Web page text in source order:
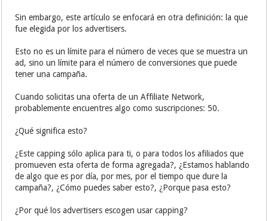
Sin embargo, este artículo se enfocará en otra definición: la que
fue elegida por los advertisers.
Esto no es un límite para el número de veces que se muestra un
ad, sino un límite para el número de conversiones que puede
tener una campaña.
Cuando solicitas una oferta de un Affiliate Network,
probablemente encuentres algo como suscripciones: 50.
¿Qué significa esto?
¿Este capping sólo aplica para ti, o para todos los afiliados que
promueven esta oferta de forma agregada?, ¿Estamos hablando
de algo que es por día, por mes, por el tiempo que dure la
campaña?, ¿Cómo puedes saber esto?, ¿Porque pasa esto?
¿Por qué los advertisers escogen usar capping?